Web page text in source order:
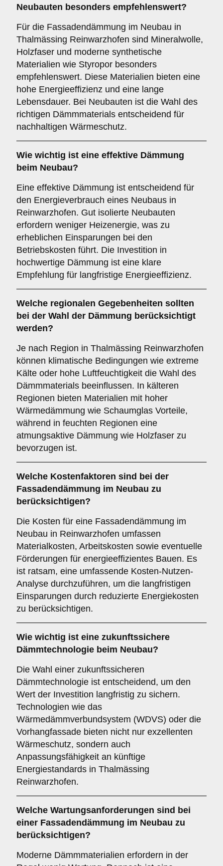
Neubauten besonders empfehlenswert?
Für die Fassadendämmung im Neubau in
Thalmässing Reinwarzhofen sind Mineralwolle,
Holzfaser und moderne synthetische
Materialien wie Styropor besonders
empfehlenswert. Diese Materialien bieten eine
hohe Energieeffizienz und eine lange
Lebensdauer. Bei Neubauten ist die Wahl des
richtigen Dämmmaterials entscheidend für
nachhaltigen Wärmeschutz.
Wie wichtig ist eine effektive Dämmung
beim Neubau?
Eine effektive Dämmung ist entscheidend für
den Energieverbrauch eines Neubaus in
Reinwarzhofen. Gut isolierte Neubauten
erfordern weniger Heizenergie, was zu
erheblichen Einsparungen bei den
Betriebskosten führt. Die Investition in
hochwertige Dämmung ist eine klare
Empfehlung für langfristige Energieeffizienz.
Welche regionalen Gegebenheiten sollten
bei der Wahl der Dämmung berücksichtigt
werden?
Je nach Region in Thalmässing Reinwarzhofen
können klimatische Bedingungen wie extreme
Kälte oder hohe Luftfeuchtigkeit die Wahl des
Dämmmaterials beeinflussen. In kälteren
Regionen bieten Materialien mit hoher
Wärmedämmung wie Schaumglas Vorteile,
während in feuchten Regionen eine
atmungsaktive Dämmung wie Holzfaser zu
bevorzugen ist.
Welche Kostenfaktoren sind bei der
Fassadendämmung im Neubau zu
berücksichtigen?
Die Kosten für eine Fassadendämmung im
Neubau in Reinwarzhofen umfassen
Materialkosten, Arbeitskosten sowie eventuelle
Förderungen für energieeffizientes Bauen. Es
ist ratsam, eine umfassende Kosten-Nutzen-
Analyse durchzuführen, um die langfristigen
Einsparungen durch reduzierte Energiekosten
zu berücksichtigen.
Wie wichtig ist eine zukunftssichere
Dämmtechnologie beim Neubau?
Die Wahl einer zukunftssicheren
Dämmtechnologie ist entscheidend, um den
Wert der Investition langfristig zu sichern.
Technologien wie das
Wärmedämmverbundsystem (WDVS) oder die
Vorhangfassade bieten nicht nur exzellenten
Wärmeschutz, sondern auch
Anpassungsfähigkeit an künftige
Energiestandards in Thalmässing
Reinwarzhofen.
Welche Wartungsanforderungen sind bei
einer Fassadendämmung im Neubau zu
berücksichtigen?
Moderne Dämmmaterialien erfordern in der